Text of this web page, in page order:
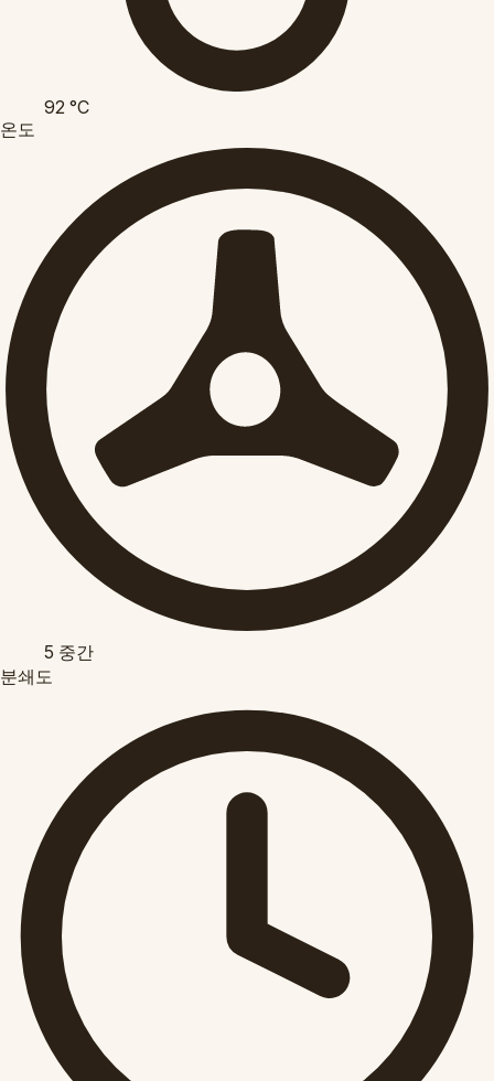
92°C
온도
5 중간
분쇄도